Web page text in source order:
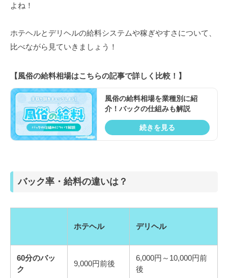
よね！
ホテヘルとデリヘルの給料システムや稼ぎやすさについて、
比べながら見ていきましょう！
【風俗の給料相場はこちらの記事で詳しく比較！】
風俗の給料相場を業種別に紹
介！バックの仕組みも解説
続きを見る
バック率・給料の違いは？
ホテヘル デリヘル
60分のバッ
ク
9,000円前後
6,000円～10,000円前
後